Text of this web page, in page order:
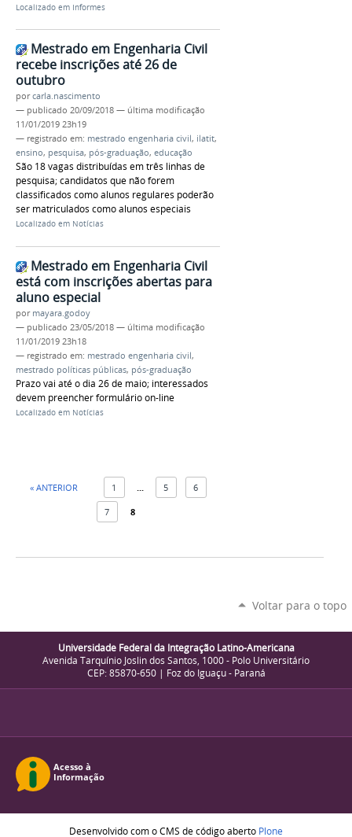
Localizado em Informes
Mestrado em Engenharia Civil
recebe inscrições até 26 de
outubro
porcarla.nascimento
— publicado 20/09/2018 — última modificação
11/01/2019 23h19
— registrado em: mestrado engenharia civil, ilatit,
ensino, pesquisa, pós-graduação, educação
São 18 vagas distribuídas em três linhas de
pesquisa; candidatos que não forem
classificados como alunos regulares poderão
ser matriculados como alunos especiais
Localizado em Notícias
Mestrado em Engenharia Civil
está com inscrições abertas para
aluno especial
por mayara.godoy
— publicado 23/05/2018 — última modificação
11/01/2019 23h18
— registrado em: mestrado engenharia civil,
mestrado políticas públicas, pós-graduação
Prazo vai até o dia 26 de maio; interessados
devem preencher formulário on-line
Localizado em Notícias
« ANTERIOR 1 ... 5 6
7 8
Voltar para o topo
Universidade Federal da Integração Latino-Americana
Avenida Tarquínio Joslin dos Santos, 1000 - Polo Universitário
CEP: 85870-650 | Foz do Iguaçu - Paraná
Desenvolvido com o CMS de código aberto Plone